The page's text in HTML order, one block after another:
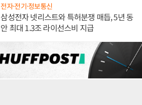
전자·전기·정보통신
삼성전자 넷리스트와 특허분쟁 매듭, 5년 동
안 최대 1.3조 라이선스비 지급